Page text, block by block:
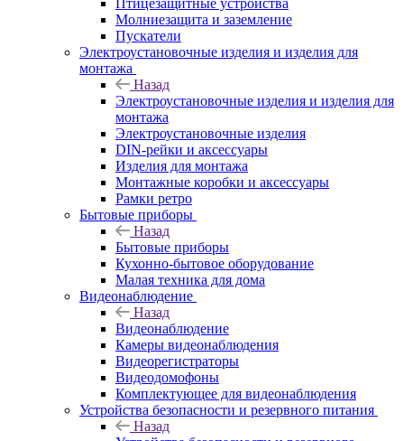
Птицезащитные устройства
Молниезащита и заземление
Пускатели
Электроустановочные изделия и изделия для
монтажа
Назад
Электроустановочные изделия и изделия для
монтажа
Электроустановочные изделия
DIN-рейки и аксессуары
Изделия для монтажа
Монтажные коробки и аксессуары
Рамки ретро
Бытовые приборы
Назад
Бытовые приборы
Кухонно-бытовое оборудование
Малая техника для дома
Видеонаблюдение
Назад
Видеонаблюдение
Камеры видеонаблюдения
Видеорегистраторы
Видеодомофоны
Комплектующее для видеонаблюдения
Устройства безопасности и резервного питания
Назад